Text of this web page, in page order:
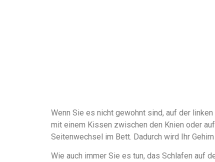
Wenn Sie es nicht gewohnt sind, auf der
mit einem Kissen zwischen den Knien oder
Seitenwechsel im Bett. Dadurch wird Ihr
Wie auch immer Sie es tun, das Schlafen auf